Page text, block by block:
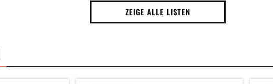
ZEIGE ALLE LISTEN